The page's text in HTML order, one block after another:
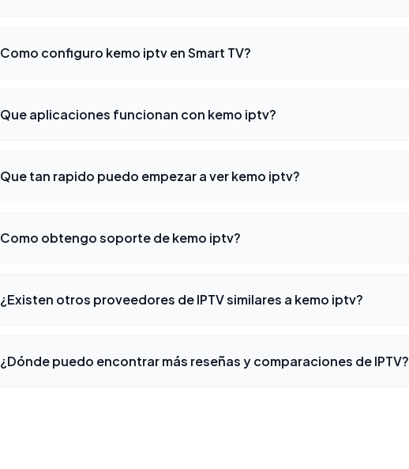
Como configuro kemo iptv en Smart TV?
Que aplicaciones funcionan con kemo iptv?
Que tan rapido puedo empezar a ver kemo iptv?
Como obtengo soporte de kemo iptv?
¿Existen otros proveedores de IPTV similares a kemo iptv?
¿Dónde puedo encontrar más reseñas y comparaciones de IPTV?